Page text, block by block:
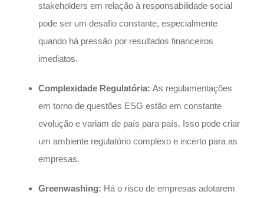
stakeholders em relação à responsabilidade social
pode ser um desafio constante, especialmente
quando há pressão por resultados financeiros
imediatos.
Complexidade Regulatória: As regulamentações
em torno de questões ESG estão em constante
evolução e variam de país para país. Isso pode criar
um ambiente regulatório complexo e incerto para as
empresas.
Greenwashing: Há o risco de empresas adotarem